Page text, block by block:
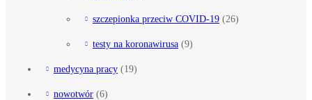
szczepionka przeciw COVID-19 (26)
testy na koronawirusa (9)
medycyna pracy (19)
nowotwór (6)